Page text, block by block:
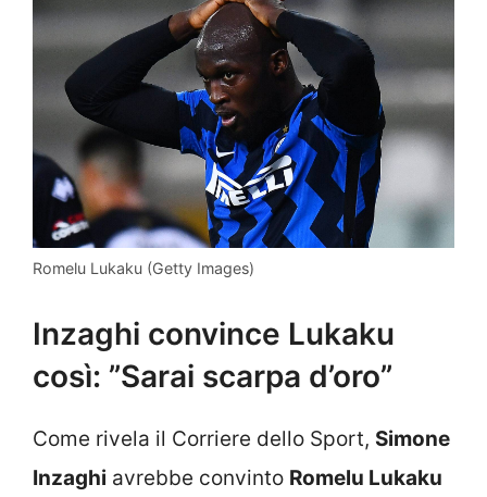
Romelu Lukaku (Getty Images)
Inzaghi convince Lukaku
così: ”Sarai scarpa d’oro”
Come rivela il Corriere dello Sport, Simone
Inzaghi avrebbe convinto Romelu Lukaku